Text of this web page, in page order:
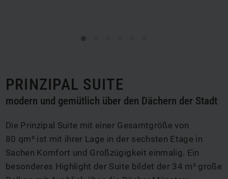
PRINZIPAL SUITE
modern und gemütlich über den Dächern der Stadt
Die Prinzipal Suite mit einer Gesamtgröße von
80 qm² ist mit ihrer Lage in der sechsten Etage in
Sachen Komfort und Großzügigkeit einmalig. Ein
besonderes Highlight der Suite bildet der 34 m² große